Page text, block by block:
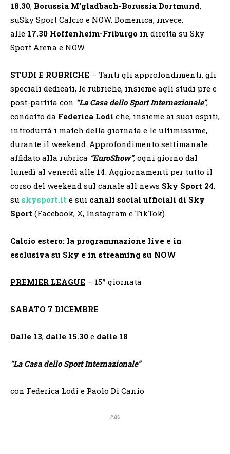
18.30, Borussia M’gladbach-Borussia Dortmund,
suSky Sport Calcio e NOW. Domenica, invece,
alle 17.30 Hoffenheim-Friburgo in diretta su Sky
Sport Arena e NOW.
STUDI E RUBRICHE – Tanti gli approfondimenti, gli
speciali dedicati, le rubriche, insieme agli studi pre e
post-partita con “La Casa dello Sport Internazionale”,
condotto da Federica Lodi che, insieme ai suoi ospiti,
introdurrà i match della giornata e le ultimissime,
durante il weekend. Approfondimento settimanale
affidato alla rubrica “EuroShow”, ogni giorno dal
lunedì al venerdì alle 14. Aggiornamenti per tutto il
corso del weekend sul canale all news Sky Sport 24,
su skysport.it e sui canali social ufficiali di Sky
Sport (Facebook, X, Instagram e TikTok).
Calcio estero: la programmazione live e in
esclusiva su Sky e in streaming su NOW
PREMIER LEAGUE – 15a giornata
SABATO 7 DICEMBRE
Dalle 13, dalle 15.30 e dalle 18
“La Casa dello Sport Internazionale”
con Federica Lodi e Paolo Di Canio
Ads